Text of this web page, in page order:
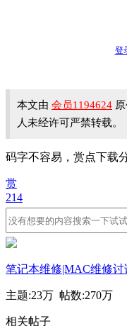
登
本文由 会员1194624
人未经许可严禁转载。
码字不容易，赏点下载
赏
214
笔记本维修|MAC维修讨
主题:23万 帖数:270万
相关帖子